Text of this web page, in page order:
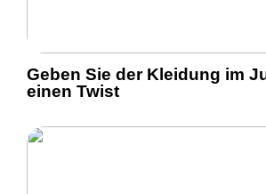
Geben Sie der Kleidung im
einen Twist